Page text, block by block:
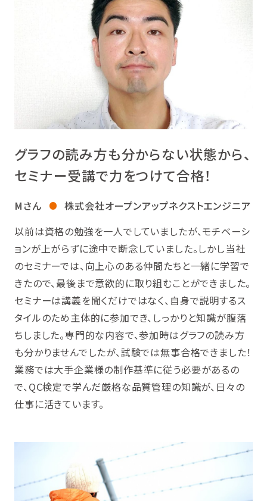
グラフの読み方も分からない状態から、
セミナー受講で力をつけて合格！
Mさん
株式会社オープンアップネクストエンジニア
以前は資格の勉強を一人でしていましたが、モチベーシ
ョンが上がらずに途中で断念していました。しかし当社
のセミナーでは、向上心のある仲間たちと一緒に学習で
きたので、最後まで意欲的に取り組むことができました。
セミナーは講義を聞くだけではなく、自身で説明するス
タイルのため主体的に参加でき、しっかりと知識が腹落
ちしました。専門的な内容で、参加時はグラフの読み方
も分かりませんでしたが、試験では無事合格できました！
業務では大手企業様の制作基準に従う必要があるの
で、QC検定で学んだ厳格な品質管理の知識が、日々の
仕事に活きています。